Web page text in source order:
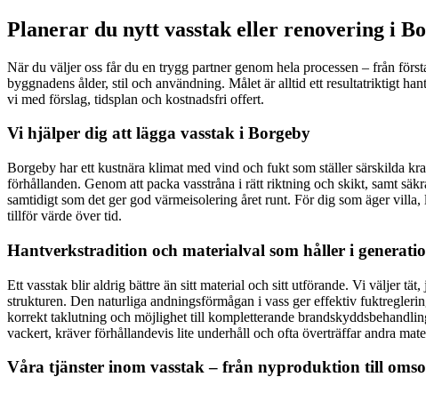
Planerar du nytt vasstak eller renovering i
När du väljer oss får du en trygg partner genom hela processen – från
byggnadens ålder, stil och användning. Målet är alltid ett resultatriktigt
vi med förslag, tidsplan och kostnadsfri offert.
Vi hjälper dig att lägga vasstak i Borgeby
Borgeby har ett kustnära klimat med vind och fukt som ställer särskilda
förhållanden. Genom att packa vasstråna i rätt riktning och skikt, samt
samtidigt som det ger god värmeisolering året runt. För dig som äger
tillför värde över tid.
Hantverkstradition och materialval som håller i
Ett vasstak blir aldrig bättre än sitt material och sitt utförande. Vi väljer
strukturen. Den naturliga andningsförmågan i vass ger effektiv
korrekt taklutning och möjlighet till kompletterande
vackert, kräver förhållandevis lite underhåll och ofta överträffar andra
Våra tjänster inom vasstak – från nyproduktion till